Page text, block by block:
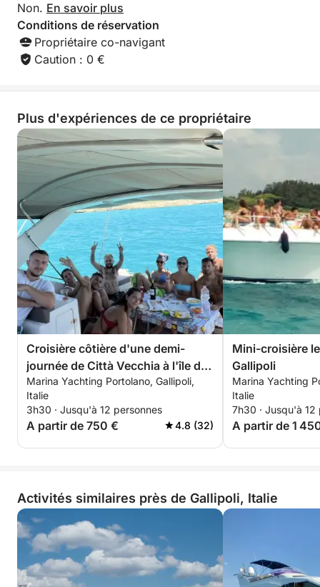
Non. En savoir plus
Conditions de réservation
Propriétaire co-navigant
Caution : 0 €
Plus d'expériences de ce propriétaire
Croisière côtière d'une demi-
journée de Città Vecchia à l'île de
Sant'Andrea — Apéritif, baignade
et voiles panoramiques
Marina Yachting Portolano, Gallipoli,
Italie
3h30 · Jusqu'à 12 personnes
A partir de 750 € 4.8 (32)
Mini-croisière
Gallipoli
Marina Yachting
Italie
7h30 · Jusqu'à 12
A partir de 1
Activités similaires près de Gallipoli, Italie